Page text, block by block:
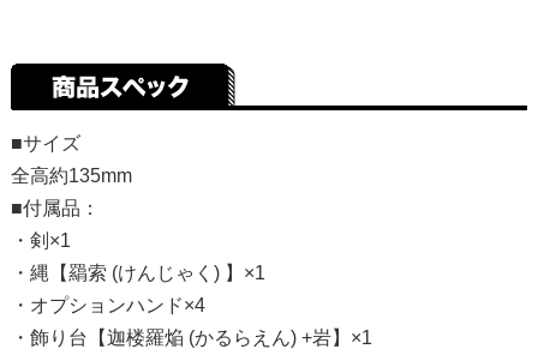
■サイズ
全高約135mm
■付属品：
・剣×1
・縄【羂索 (けんじゃく) 】×1
・オプションハンド×4
・飾り台【迦楼羅焔 (かるらえん) +岩】×1